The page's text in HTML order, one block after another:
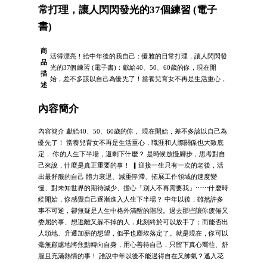
常打理，讓人閃閃發光的37個練習 (電子
書)
商
品
描
述
活得漂亮！給中年後的我自己：優雅的日常打理，讓人閃閃發
光的37個練習 (電子書)：獻給40、50、60歲的你，現在開
始，差不多該以自己為優先了！當養兒育女不再是生活重心，
內容簡介
內容簡介 獻給40、50、60歲的你， 現在開始，差不多該以自己為
優先了！ 當養兒育女不再是生活重心，職涯和人際關係也大致底
定， 你的人生下半場，還剩下什麼？ 是時候放慢腳步，思考對自
己來說，什麼是真正重要的事！ ▎迎接一生只有一次的老後，活
出最舒服的自己 體力衰退、減重停滯、拓展工作領域的速度變
慢、對未知世界的期待減少、擔心「別人不再需要我」⋯⋯什麼時
候開始，你感覺自己逐漸進入人生下半場？ 中年以後，雖然許多
事不可逆，卻無疑是人生中格外清醒的階段。過去那些讓你疲倦又
委屈的事、想逃離又躲不掉的人，此刻終於可以放手了；而能否出
人頭地、升遷加薪的想望，似乎也塵埃落定了。就是現在，你可以
毫無顧慮地將焦點轉向自身，用心善待自己，只留下真心嚮往、舒
服且充滿熱情的事！ 誰說中年以後不能過得自在又帥氣？邁入花